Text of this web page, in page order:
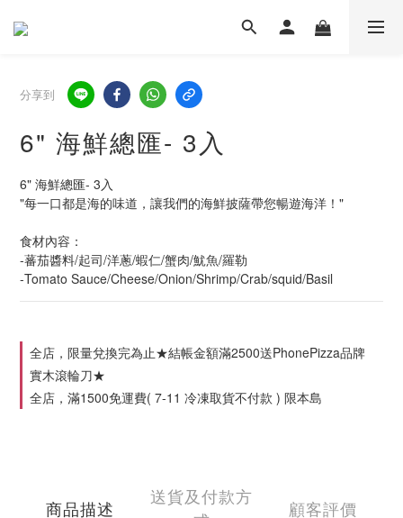
分享到
6" 海鮮總匯- 3入
6" 海鮮總匯- 3入
"每一口都是海的味道，讓我們的海鮮披薩帶您暢遊海洋！"
食材內容：
-蕃茄醬料/起司/洋蔥/蝦仁/蟹肉/魷魚/羅勒
-Tomato Sauce/Cheese/Onion/Shrimp/Crab/squid/Basil
全店，限量兌換完為止★結帳金額滿2500送PhonePizza品牌
實木滾輪刀★
全店，滿1500免運費( 7-11 冷凍取貨不付款 ) 限本島
商品描述
送貨及付款方
顧客評價